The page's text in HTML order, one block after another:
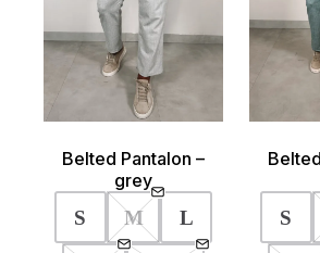
Belted Pantalon –
grey
S M L S